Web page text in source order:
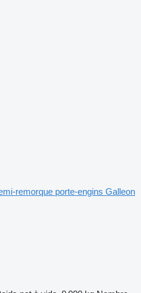
remorque porte-engins Galleon